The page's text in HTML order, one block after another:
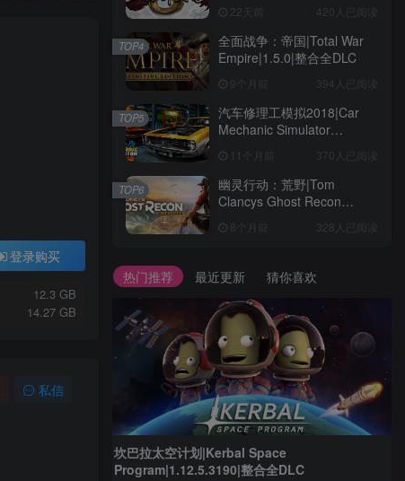
登录购买
12.3 GB
14.27 GB
私信
22天前 420人已阅读
全面战争：帝国|Total War
Empire|1.5.0|整合全DLC
9个月前 394人已阅读
TOP4
汽车修理工模拟2018|Car
Mechanic Simulator
11个月前 370人已阅读
TOP5
幽灵行动：荒野|Tom
Clancys Ghost Recon
DLC8个月前 328人已阅读
TOP6
热门推荐 最近更新 猜你喜欢
坎巴拉太空计划|Kerbal Space
Program|1.12.5.3190|整合全DLC